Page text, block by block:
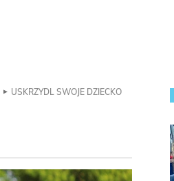
USKRZYDL SWOJE DZIECKO